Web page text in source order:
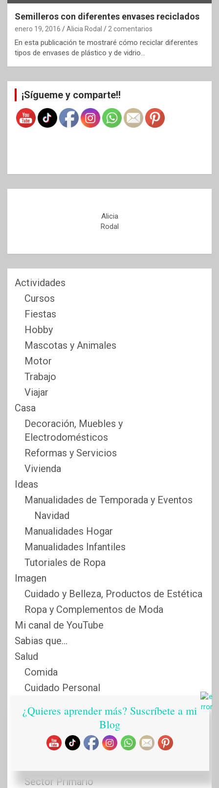
Semilleros con diferentes envases reciclados
enero 19, 2016 Alicia Rodal 2 comentarios
En esta publicación te mostraré cómo reciclar diferentes
tipos de envases de plástico y de vidrio…
¡Sígueme y comparte!!
Alicia
Rodal
Actividades
Cursos
Fiestas
Hobby
Mascotas y Animales
Motor
Trabajo
Viajar
Casa
Decoración, Muebles y
Electrodomésticos
Reformas y Servicios
Vivienda
Ideas
Manualidades de Temporada y Eventos
Navidad
Manualidades Hogar
Manualidades Infantiles
Tutoriales de Ropa
Imagen
Cuidado y Belleza, Productos de Estética
Ropa y Complementos de Moda
Mi canal de YouTube
Sabias que…
Salud
Comida
Cuidado Personal
Remedios Naturales
Sostenibilidad
Reciclaje
Sector Primario
¿Quieres aprender más? Suscríbete a mi
Blog